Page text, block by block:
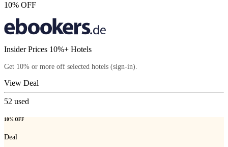
10% OFF
Insider Prices 10%+ Hotels
Get 10% or more off selected hotels (sign-in).
View Deal
52 used
10% OFF
Deal